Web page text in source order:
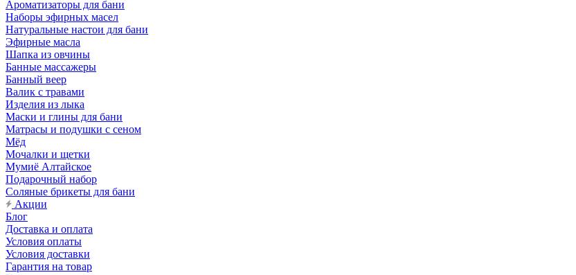
Ароматизаторы для бани
Наборы эфирных масел
Натуральные настои для бани
Эфирные масла
Шапка из овчины
Банные массажеры
Банный веер
Валик с травами
Изделия из лыка
Маски и глины для бани
Матрасы и подушки с сеном
Мёд
Мочалки и щетки
Мумиё Алтайское
Подарочный набор
Соляные брикеты для бани
Акции
Блог
Доставка и оплата
Условия оплаты
Условия доставки
Гарантия на товар